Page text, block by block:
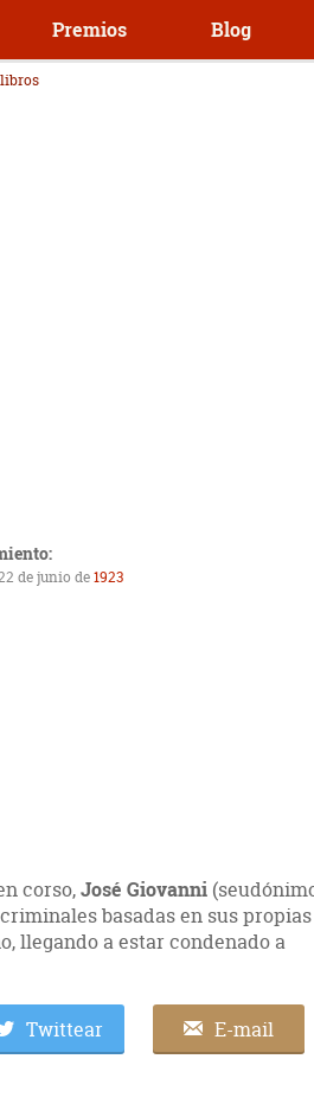
Premios Blog
de junio de1923
corso,José Giovanni
basadas en sus propias
llegando a estar condenado a
Twittear E-mail